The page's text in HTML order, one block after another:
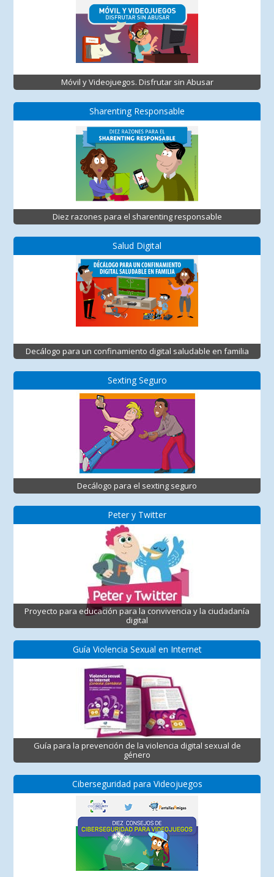
Móvil y Videojuegos. Disfrutar sin Abusar
Sharenting Responsable
Diez razones para el sharenting responsable
Salud Digital
Decálogo para un confinamiento digital saludable en familia
Sexting Seguro
Decálogo para el sexting seguro
Peter y Twitter
Proyecto para educación para la convivencia y la ciudadanía
digital
Guía Violencia Sexual en Internet
Guía para la prevención de la violencia digital sexual de
género
Ciberseguridad para Videojuegos